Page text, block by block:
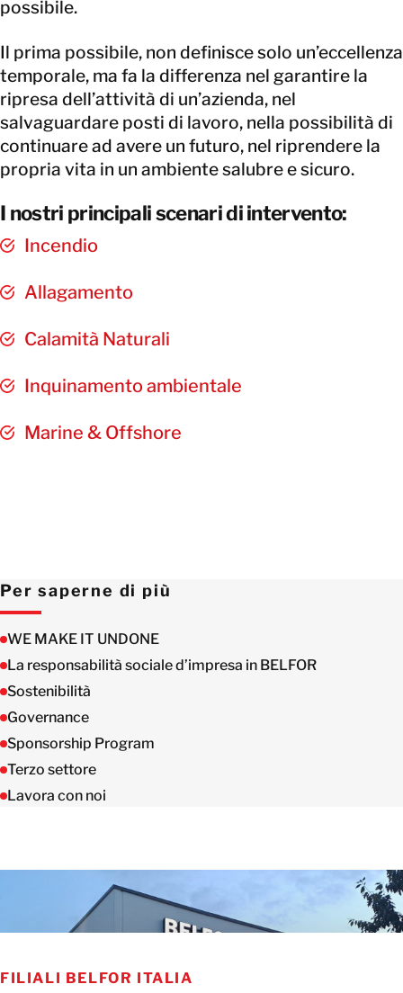
Per saperne di più
WE MAKE IT UNDONE
La responsabilità sociale d’impresa in BELFOR
Sostenibilità
Governance
Sponsorship Program
Terzo settore
Lavora con noi
possibile.
Il prima possibile, non definisce solo un’eccellenza
temporale, ma fa la differenza nel garantire la
ripresa dell’attività di un’azienda, nel
salvaguardare posti di lavoro, nella possibilità di
continuare ad avere un futuro, nel riprendere la
propria vita in un ambiente salubre e sicuro.
I nostri principali scenari di intervento:
Incendio
Allagamento
Calamità Naturali
Inquinamento ambientale
Marine & Offshore
FILIALI BELFOR ITALIA